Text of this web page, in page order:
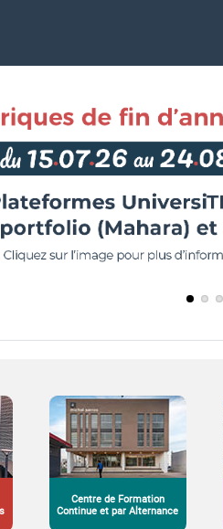
Centre de Formation
Continue et par Alternance